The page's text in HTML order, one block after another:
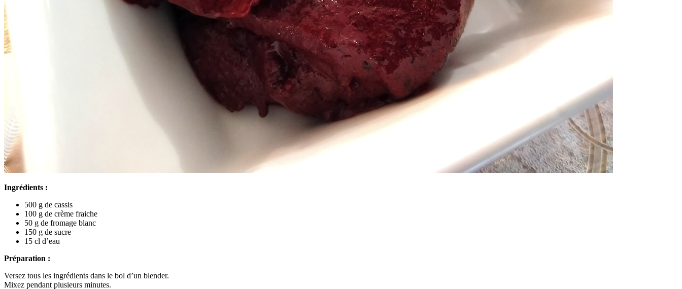
Ingrédients :
500 g de cassis
100 g de crème fraiche
50 g de fromage blanc
150 g de sucre
15 cl d’eau
Préparation :
Versez tous les ingrédients dans le bol d’un blender.
Mixez pendant plusieurs minutes.